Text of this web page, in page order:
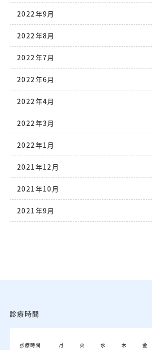
2022年9月
2022年8月
2022年7月
2022年6月
2022年4月
2022年3月
2022年1月
2021年12月
2021年10月
2021年9月
診療時間
診療時間 月 火 水 木 金